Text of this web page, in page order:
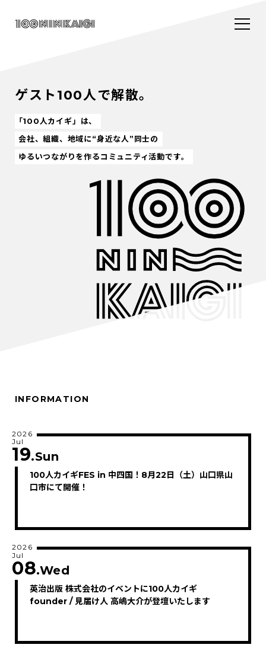
ゲスト100人で解散。
「100人カイギ」は、
会社、組織、地域に“身近な人”同士の
ゆるいつながりを作るコミュニティ活動です。
INFORMATION
100人カイギFES in 中四国！8月22日（土）山口県山
口市にて開催！
2026
Jul
19.Sun
英治出版 株式会社のイベントに100人カイギ
founder / 見届け人 高嶋大介が登壇いたします
2026
Jul
08.Wed